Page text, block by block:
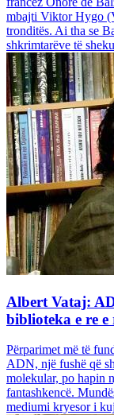
mbajti Viktor Hygo
tronditës. Ai tha se
shkrimtarëve të
Albert Vataj:
biblioteka e re e
Përparimet më të
ADN, një fushë që
molekular, po hapin
fantashkencë.
mediumi kryesor i